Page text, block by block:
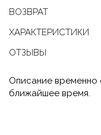
ВОЗВРАТ
ХАРАКТЕРИСТИКИ
ОТЗЫВЫ
Описание временно
ближайшее время.